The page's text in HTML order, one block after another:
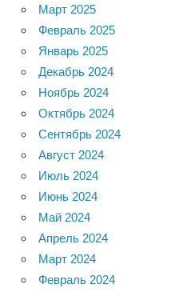
Март 2025
Февраль 2025
Январь 2025
Декабрь 2024
Ноябрь 2024
Октябрь 2024
Сентябрь 2024
Август 2024
Июль 2024
Июнь 2024
Май 2024
Апрель 2024
Март 2024
Февраль 2024